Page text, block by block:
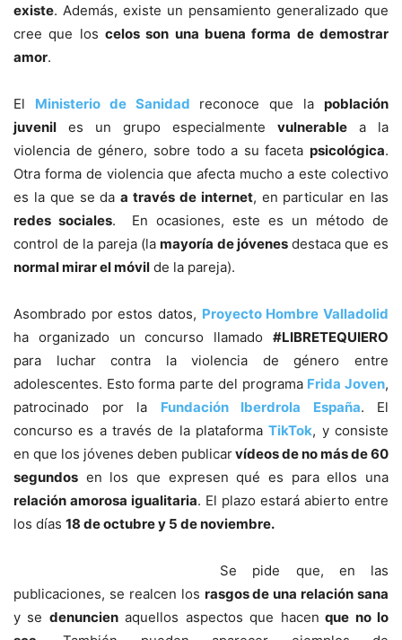
existe. Además, existe un pensamiento generalizado que
cree que los celos son una buena forma de demostrar
amor.
El Ministerio de Sanidad reconoce que la población
juvenil es un grupo especialmente vulnerable a la
violencia de género, sobre todo a su faceta psicológica.
Otra forma de violencia que afecta mucho a este colectivo
es la que se daa través de internet, en particular en las
redes sociales. En ocasiones, este es un método de
control de la pareja (la mayoría de jóvenes destaca que es
normal mirar el móvil de la pareja).
Asombrado por estos datos, Proyecto Hombre Valladolid
ha organizado un concurso llamado #LIBRETEQUIERO
para luchar contra la violencia de género entre
adolescentes. Esto forma parte del programa Frida Joven,
patrocinado por la Fundación Iberdrola España. El
concurso es a través de la plataformaTikTok, y consiste
en que los jóvenes deben publicarvídeos de no más de 60
segundos en los que expresen qué es para ellos una
relación amorosa igualitaria. El plazo estará abierto entre
los días 18 de octubre y 5 de noviembre.
Se pide que, en las
publicaciones, se realcen los rasgos de una relación sana
y se denuncienaquellos aspectos que hacen que no lo